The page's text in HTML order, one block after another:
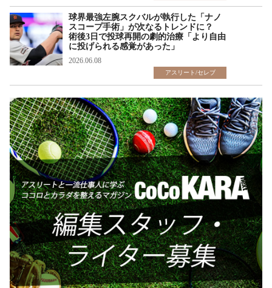
球界最強左腕スクバルが執行した「ナノ
スコープ手術」が次なるトレンドに？
術後3日で投球再開の劇的治療「より自由
に投げられる感覚があった」
2026.06.08
アスリート/セレブ